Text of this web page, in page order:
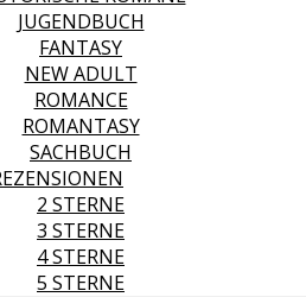
JUGENDBUCH
FANTASY
NEW ADULT
ROMANCE
ROMANTASY
SACHBUCH
2 STERNE
3 STERNE
4 STERNE
5 STERNE